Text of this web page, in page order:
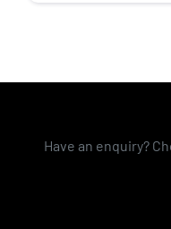
Have an enquiry?